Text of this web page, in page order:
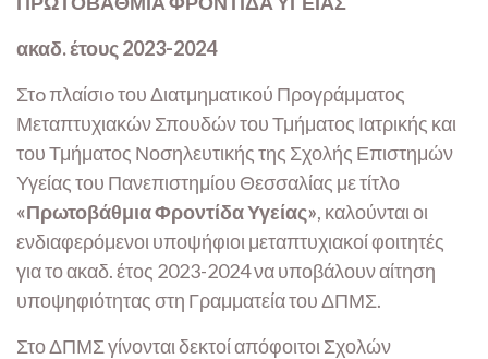
ακαδ. έτους 2023-2024
Στo πλαίσιo του Διατμηματικού Προγράμματος
Μεταπτυχιακών Σπουδών του Τμήματος Ιατρικής και
του Τμήματος Νοσηλευτικής της Σχολής Επιστημών
Υγείας του Πανεπιστημίου Θεσσαλίας με τίτλο
«Πρωτοβάθμια Φροντίδα Υγείας», καλούνται οι
ενδιαφερόμενοι υποψήφιοι μεταπτυχιακοί φοιτητές
για το ακαδ. έτος 2023-2024 να υποβάλουν αίτηση
υποψηφιότητας στη Γραμματεία του ΔΠΜΣ.
Στο ΔΠΜΣ γίνονται δεκτοί απόφοιτοι Σχολών